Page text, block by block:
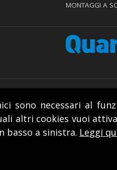
MONTAGGI A
policy-cookies policy
sono necessari al
altri cookies vuoi
basso a sinistra. Leggi